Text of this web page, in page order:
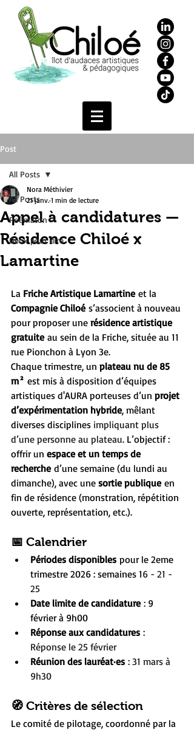
Post
All Posts
Poèmaton
Deux pour dire
All Posts
Appel à candidatures —
Résidence Chiloé x
Lamartine
Nora Méthivier
21 janv. 1 min de lecture
La Friche Artistique Lamartine et la
Compagnie Chiloé s’associent à nouveau
pour proposer une résidence artistique
gratuite au sein de la Friche, située au 11
rue Pionchon à Lyon 3e.
Chaque trimestre, un plateau nu de 85
m² est mis à disposition d’équipes
artistiques d'AURA porteuses d’un projet
d’expérimentation hybride, mêlant
diverses disciplines impliquant plus
d’une personne au plateau. L’objectif :
offrir un espace et un temps de
recherche d’une semaine (du lundi au
dimanche), avec une sortie publique en
fin de résidence (monstration, répétition
ouverte, représentation, etc.).
📅 Calendrier
Périodes disponibles pour le 2eme
trimestre 2026 : semaines 16 - 21 -
25
Date limite de candidature : 9
février à 9h00
Réponse aux candidatures :
Réponse le 25 février
Réunion des lauréat·es : 31 mars à
9h30
🧭 Critères de sélection
Le comité de pilotage, coordonné par la